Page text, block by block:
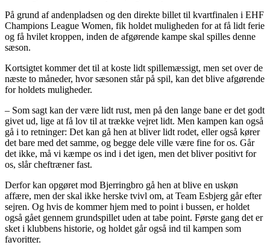
På grund af andenpladsen og den direkte billet til kvartfinalen i EHF
Champions League Women, fik holdet muligheden for at få lidt ferie
og få hvilet kroppen, inden de afgørende kampe skal spilles denne
sæson.
Kortsigtet kommer det til at koste lidt spillemæssigt, men set over de
næste to måneder, hvor sæsonen står på spil, kan det blive afgørende
for holdets muligheder.
– Som sagt kan der være lidt rust, men på den lange bane er det godt
givet ud, lige at få lov til at trække vejret lidt. Men kampen kan også
gå i to retninger: Det kan gå hen at bliver lidt rodet, eller også kører
det bare med det samme, og begge dele ville være fine for os. Går
det ikke, må vi kæmpe os ind i det igen, men det bliver positivt for
os, slår cheftræner fast.
Derfor kan opgøret mod Bjerringbro gå hen at blive en uskøn
affære, men der skal ikke herske tvivl om, at Team Esbjerg går efter
sejren. Og hvis de kommer hjem med to point i bussen, er holdet
også gået gennem grundspillet uden at tabe point. Første gang det er
sket i klubbens historie, og holdet går også ind til kampen som
favoritter.